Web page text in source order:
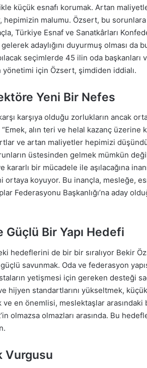
küçük esnafı korumak. Artan
hepimizin malumu. Özsert, bu sorunlara
Türkiye Esnaf ve Sanatkârları
adaylığını duyurmuş olması da
seçimlerde 45 ilin oda
için Özsert, şimdiden iddialı.
Yeni Bir Nefes
karşıya olduğu zorlukların ancak
“Emek, alın teri ve helal kazanç
ve artan maliyetler hepimizi
üstesinden gelmek mümkün
kararlı bir mücadele ile aşılacağına
ortaya koyuyor. Bu inançla, mesleğe,
Federasyonu Başkanlığı’na aday
Güçlü Bir Yapı Hedefi
hedeflerini de bir bir sıralıyor Bekir
güçlü savunmak. Oda ve federasyon
yetişmesi için gereken desteği
hijyen standartlarını yükseltmek, küçük
en önemlisi, meslektaşlar arasındaki
olmazsa olmazları arasında. Bu
Vurgusu